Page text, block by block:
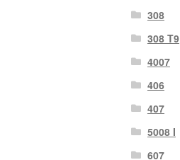
308
308 T9
4007
406
407
5008 I
607